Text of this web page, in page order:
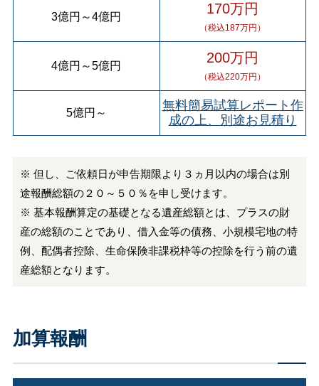
3億円 ～4億円 170万円
（税込187万円）
4億円 ～5億円 200万円
（税込220万円）
5億円 ～
無料簡易試算レポート作
成の上、別途お見積り
※ 但し、ご依頼日が申告期限より３ヵ月以内の場合は別
途報酬総額の２０～５０％を申し受けます。
※ 基本報酬算定の基礎となる遺産総額とは、プラスの財
産の総額のことであり、借入金等の債務、小規模宅地の特
例、配偶者控除、生命保険非課税枠等の控除を行う前の遺
産総額となります。
加算報酬